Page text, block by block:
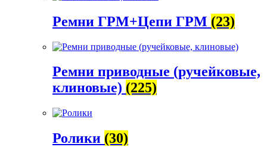
Ремни ГРМ+Цепи ГРМ (23)
Ремни приводные (ручейковые,
клиновые) (225)
Ролики (30)